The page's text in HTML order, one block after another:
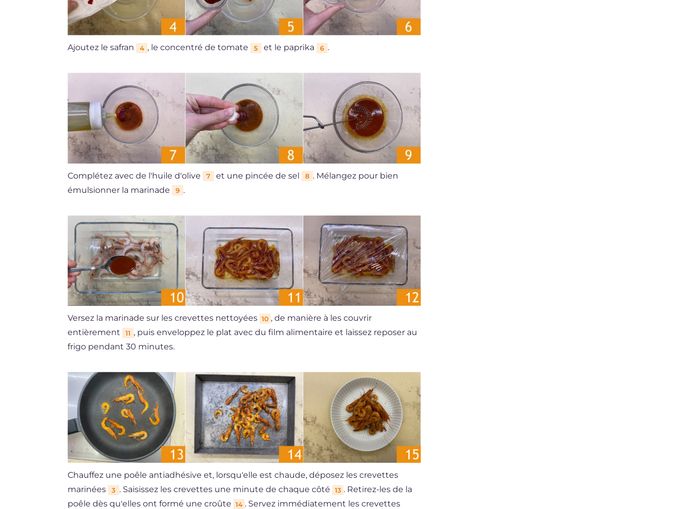
Ajoutez le safran 4 , le concentré de tomate 5 et le paprika 6 .
Complétez avec de l'huile d'olive 7 et une pincée de sel 8 . Mélangez pour bien
émulsionner la marinade
9 .
Versez la marinade sur les crevettes nettoyées 10 , de manière à les couvrir
entièrement
11 , puis enveloppez le plat avec du film alimentaire et laissez reposer au
frigo pendant 30 minutes.
Chauffez une poêle antiadhésive et, lorsqu'elle est chaude, déposez les crevettes
marinées
3 . Saisissez les crevettes une minute de chaque côté 13 . Retirez-les de la
poêle dès qu'elles ont formé une croûte 14 . Servez immédiatement les crevettes